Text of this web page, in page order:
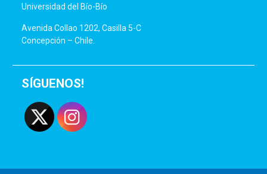
Universidad del Bío-Bío
Avenida Collao 1202, Casilla 5-C
Concepción – Chile.
SÍGUENOS!